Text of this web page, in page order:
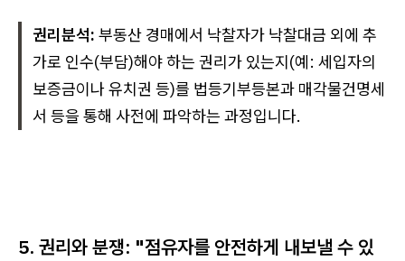
권리분석: 부동산 경매에서 낙찰자가 낙찰대금 외에 추
가로 인수(부담)해야 하는 권리가 있는지(예: 세입자의
보증금이나 유치권 등)를 법등기부등본과 매각물건명세
서 등을 통해 사전에 파악하는 과정입니다.
5. 권리와 분쟁: "점유자를 안전하게 내보낼 수 있